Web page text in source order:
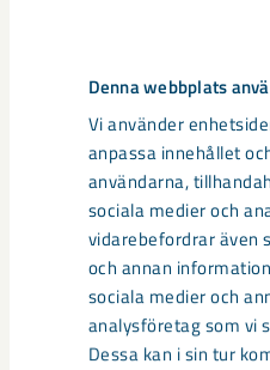
Denna webbplats
Vi använder
anpassa innehållet
användarna,
sociala medier och
vidarebefordrar även
och annan
sociala medier och
analysföretag som vi
Dessa kan i sin tur
Calcifert
Granulerade produkter till
gödselutrustning för att ge
väsentliga näringsämnen.